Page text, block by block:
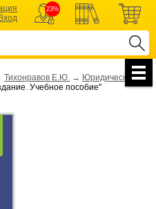
Вход
23%
Тихонравов Е.Ю. → Юридическая→
Учебное пособие"